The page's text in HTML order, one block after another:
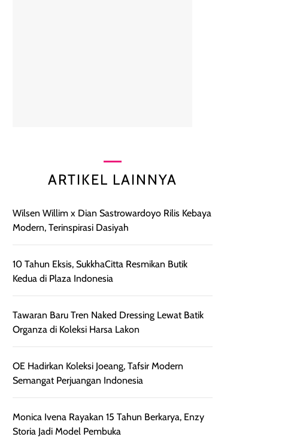
ARTIKEL LAINNYA
Wilsen Willim x Dian Sastrowardoyo Rilis Kebaya
Modern, Terinspirasi Dasiyah
10 Tahun Eksis, SukkhaCitta Resmikan Butik
Kedua di Plaza Indonesia
Tawaran Baru Tren Naked Dressing Lewat Batik
Organza di Koleksi Harsa Lakon
OE Hadirkan Koleksi Joeang, Tafsir Modern
Semangat Perjuangan Indonesia
Monica Ivena Rayakan 15 Tahun Berkarya, Enzy
Storia Jadi Model Pembuka